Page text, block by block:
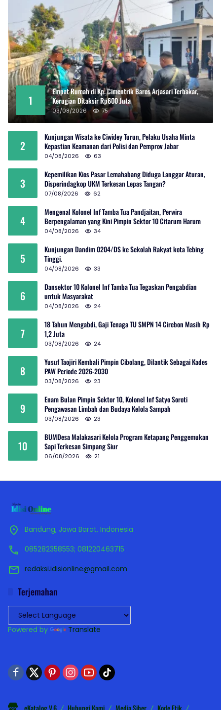
1
Empat Rumah di Kp. Cimentrik Baros Arjasari Terbakar,
Kerugian Ditaksir Rp600 Juta
03/08/2026 75
2
Kunjungan Wisata ke Ciwidey Turun, Pelaku Usaha Minta
Kepastian Keamanan dari Polisi dan Pemprov Jabar
04/08/2026 63
3
Kepemilikan Kios Pasar Lemahabang Diduga Langgar Aturan,
Disperindagkop UKM Terkesan Lepas Tangan?
07/08/2026 62
4
Mengenal Kolonel Inf Tamba Tua Pandjaitan, Perwira
Berpengalaman yang Kini Pimpin Sektor 10 Citarum Harum
04/08/2026 34
5
Kunjungan Dandim 0204/DS ke Sekolah Rakyat kota Tebing
Tinggi.
04/08/2026 33
6
Dansektor 10 Kolonel Inf Tamba Tua Tegaskan Pengabdian
untuk Masyarakat
04/08/2026 24
7
18 Tahun Mengabdi, Gaji Tenaga TU SMPN 14 Cirebon Masih Rp
1,2 Juta
03/08/2026 24
8
Yusuf Taojiri Kembali Pimpin Cibolang, Dilantik Sebagai Kades
PAW Periode 2026-2030
03/08/2026 23
9
Enam Bulan Pimpin Sektor 10, Kolonel Inf Satyo Soroti
Pengawasan Limbah dan Budaya Kelola Sampah
03/08/2026 23
10
BUMDesa Malakasari Kelola Program Ketapang Penggemukan
Sapi Terkesan Simpang Siur
06/08/2026 21
Bandung, Jawa Barat, Indonesia
085282358553; 081220463715
redaksi.idisionline@gmail.com
Terjemahan
Powered by Translate
eKatalog V.6 Hubungi Kami Media Siber Kode Etik